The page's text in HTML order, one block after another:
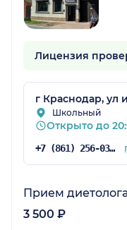
Лицензия
г Краснодар, ул
Школьный
Открыто до
+7 (861) 256-03-98
Прием
3 500 ₽